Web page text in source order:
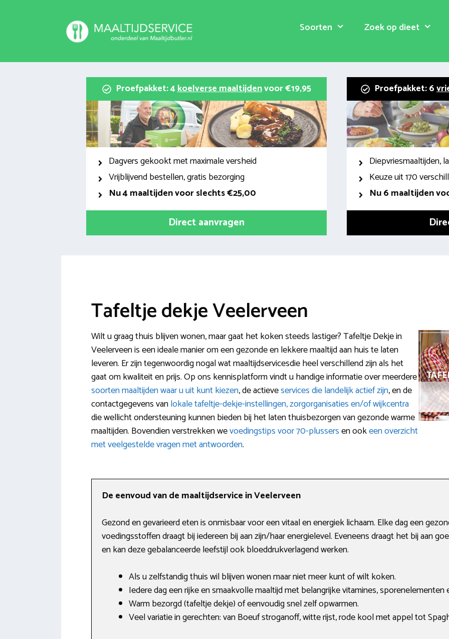
Soorten Zoek op dieet
Proefpakket: 4koelverse maaltijdenvoor €19,95
Dagvers gekookt met maximale versheid
Vrijblijvend bestellen, gratis bezorging
Nu4 maaltijden voor slechts €25,00
Direct aanvragen
Proefpakket: 6
Diepvriesmaaltijden,
Keuze uit 170
Nu 6 maaltijden
Tafeltje dekje Veelerveen
Wilt u graag thuis blijven wonen, maar gaat het koken steeds lastiger? Tafeltje Dekje in
Veelerveen is een ideale manier om een gezonde en lekkere maaltijd aan huis te laten
leveren. Er zijn tegenwoordig nogal wat maaltijdservicesdie heel verschillend zijn als het
gaat om kwaliteit en prijs. Op ons kennisplatform vindt u handige informatie over meerdere
soorten maaltijden waar u uit kunt kiezen, de actieveservices die landelijk actief zijn, en de
contactgegevens vanlokale tafeltje-dekje-instellingen, zorgorganisaties en/of wijkcentra
die wellicht ondersteuning kunnen bieden bij het laten thuisbezorgen van gezonde warme
maaltijden. Bovendien verstrekken wevoedingstips voor 70-plussersen ookeen overzicht
met veelgestelde vragen met antwoorden.
De eenvoud van de maaltijdservice in Veelerveen
Gezond en gevarieerd eten is onmisbaar voor een vitaal en energiek lichaam. Elke dag een
voedingsstoffen draagt bij iedereen bij aan zijn/haar energielevel. Eveneens draagt het bij aan
en kan deze gebalanceerde leefstijl ook bloeddrukverlagend werken.
Als u zelfstandig thuis wil blijven wonen maar niet meer kunt of wilt koken.
Iedere dag een rijke en smaakvolle maaltijd met belangrijke vitamines, sporenelementen
Warm bezorgd (tafeltje dekje) of eenvoudig snel zelf opwarmen.
Veel variatie in gerechten: van Boeuf stroganoff, witte rijst, rode kool met appel tot